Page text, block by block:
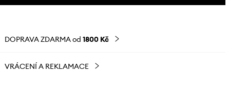
DOPRAVA ZDARMA od 1800 Kč
VRÁCENÍ A REKLAMACE